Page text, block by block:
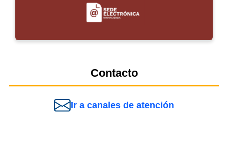
Contacto
Ir a canales de atención